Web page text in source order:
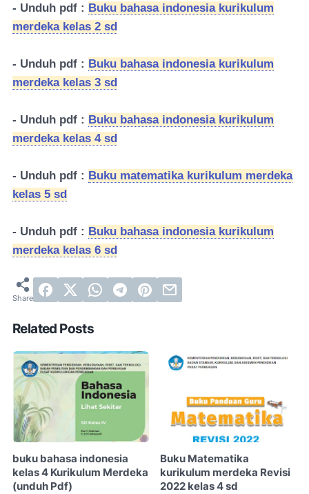
- Unduh pdf : Buku bahasa indonesia kurikulum
merdeka kelas 2 sd
- Unduh pdf : Buku bahasa indonesia kurikulum
merdeka kelas 3 sd
- Unduh pdf : Buku bahasa indonesia kurikulum
merdeka kelas 4 sd
- Unduh pdf : Buku matematika kurikulum merdeka
kelas 5 sd
- Unduh pdf : Buku bahasa indonesia kurikulum
merdeka kelas 6 sd
Related Posts
buku bahasa indonesia
kelas 4 Kurikulum Merdeka
(unduh Pdf)
Buku Matematika
kurikulum merdeka Revisi
2022 kelas 4 sd